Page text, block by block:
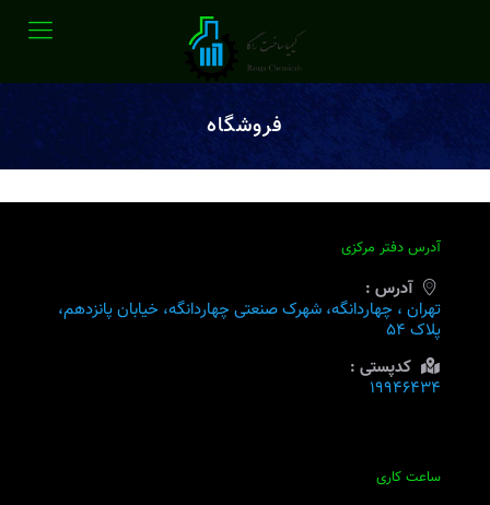
فروشگاه
آدرس دفتر مرکزی
آدرس :
تهران ، چهاردانگه، شهرک صنعتی چهاردانگه، خیابان پانزدهم،
پلاک ۵۴
کدپستی :
۱۹۹۴۶۴۳۴
ساعت کاری